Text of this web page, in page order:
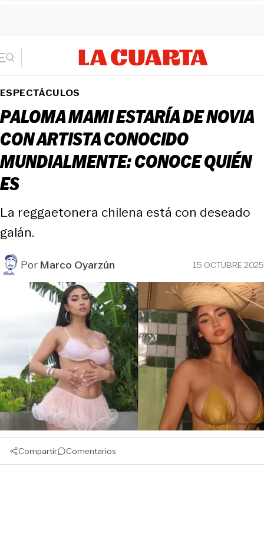
ESPECTÁCULOS
PALOMA MAMI ESTARÍA DE NOVIA
CON ARTISTA CONOCIDO
MUNDIALMENTE: CONOCE QUIÉN
ES
La reggaetonera chilena está con deseado
galán.
PorMarco Oyarzún 15 OCTUBRE 2025
Compartir Comentarios